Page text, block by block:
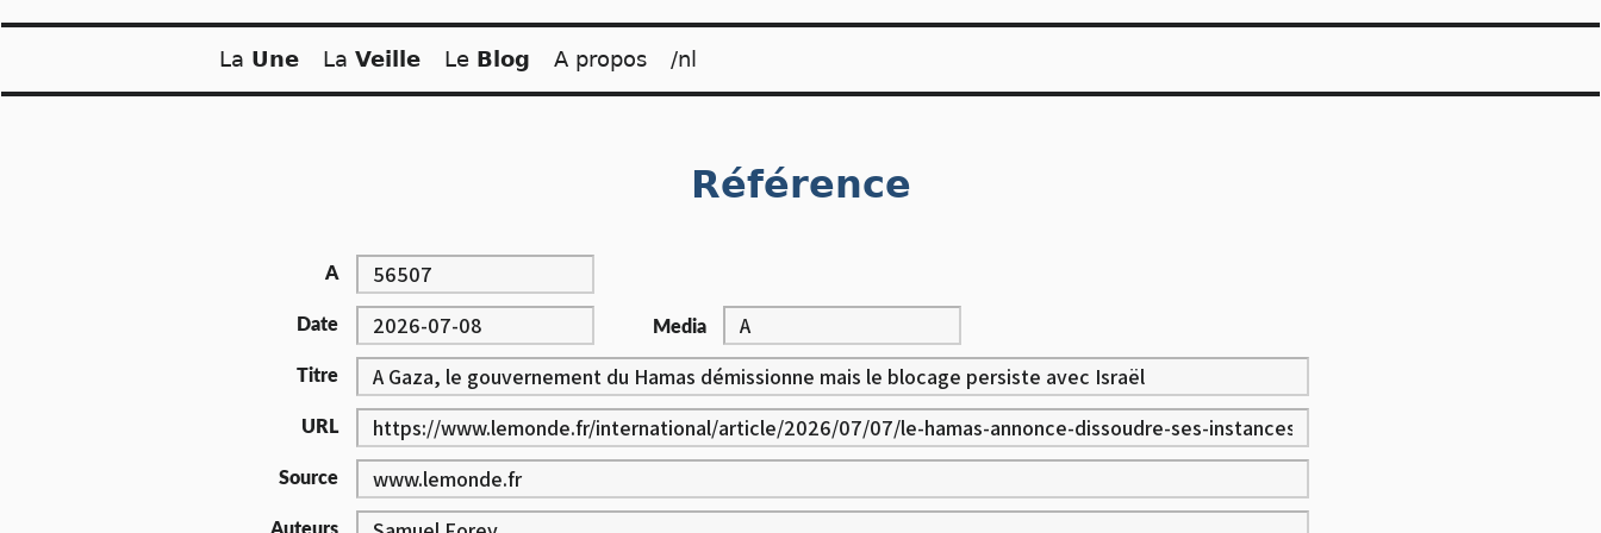
La Une La Veille Le Blog A propos /nl
Référence
A
Date Media
Titre
URL
Source